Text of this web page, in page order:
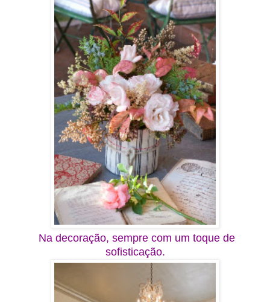
Na decoração, sempre com um toque de
sofisticação.